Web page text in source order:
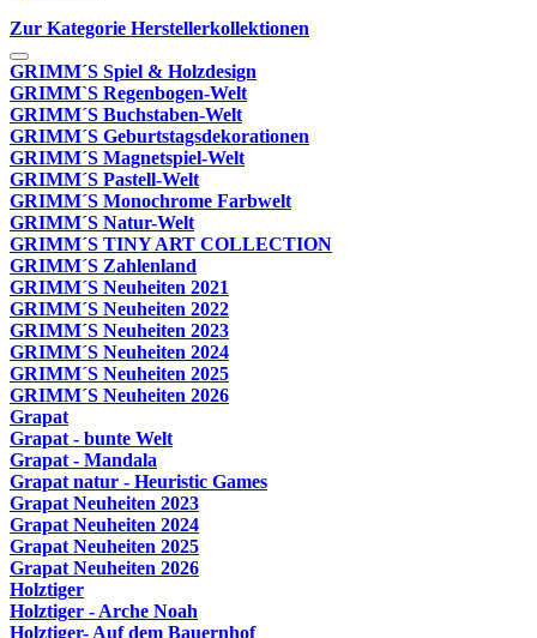
Zur Kategorie Herstellerkollektionen
GRIMM´S Spiel & Holzdesign
GRIMM`S Regenbogen-Welt
GRIMM´S Buchstaben-Welt
GRIMM´S Geburtstagsdekorationen
GRIMM´S Magnetspiel-Welt
GRIMM´S Pastell-Welt
GRIMM´S Monochrome Farbwelt
GRIMM´S Natur-Welt
GRIMM´S TINY ART COLLECTION
GRIMM´S Zahlenland
GRIMM´S Neuheiten 2021
GRIMM´S Neuheiten 2022
GRIMM´S Neuheiten 2023
GRIMM´S Neuheiten 2024
GRIMM´S Neuheiten 2025
GRIMM´S Neuheiten 2026
Grapat
Grapat - bunte Welt
Grapat - Mandala
Grapat natur - Heuristic Games
Grapat Neuheiten 2023
Grapat Neuheiten 2024
Grapat Neuheiten 2025
Grapat Neuheiten 2026
Holztiger
Holztiger - Arche Noah
Holztiger- Auf dem Bauernhof